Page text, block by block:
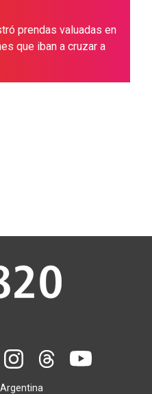
prendas valuadas en
que iban a cruzar a